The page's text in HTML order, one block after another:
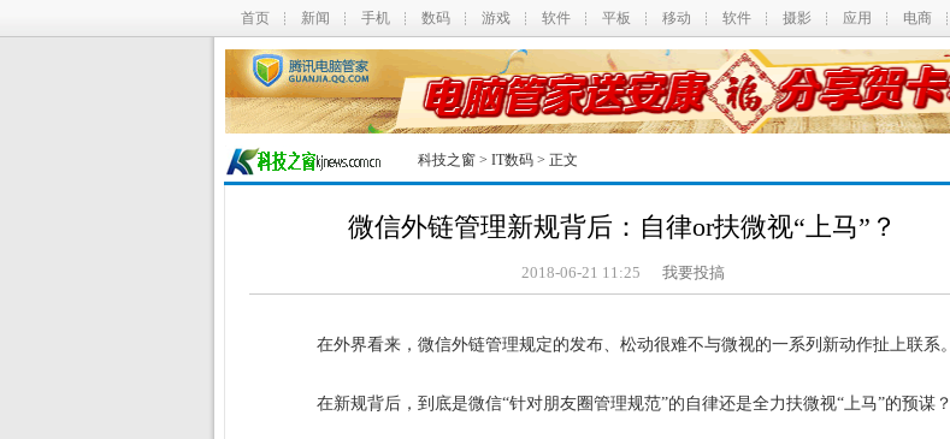
首页 新闻 手机 数码 游戏 软件 平板 移动 软件 摄影 应用 电商
科技之窗 > IT数码 > 正文
微信外链管理新规背后：自律or扶微视“上马”？
2018-06-21 11:25 我要投搞
在外界看来，微信外链管理规定的发布、松动很难不与微视的一系列新动作扯上联系。
在新规背后，到底是微信“针对朋友圈管理规范”的自律还是全力扶微视“上马”的预谋？